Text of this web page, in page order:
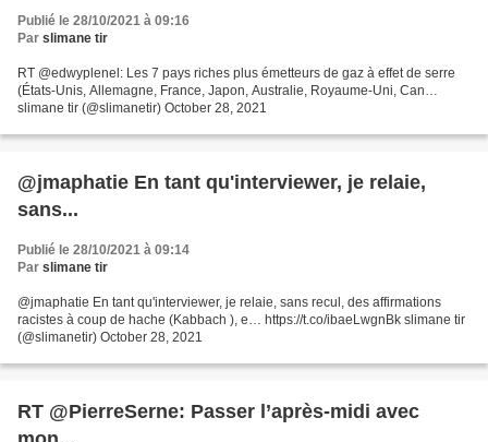
Publié le 28/10/2021 à 09:16
Par slimane tir
RT @edwyplenel: Les 7 pays riches plus émetteurs de gaz à effet de serre
(États-Unis, Allemagne, France, Japon, Australie, Royaume-Uni, Can…
slimane tir (@slimanetir) October 28, 2021
@jmaphatie En tant qu'interviewer, je relaie,
sans...
Publié le 28/10/2021 à 09:14
Par slimane tir
@jmaphatie En tant qu'interviewer, je relaie, sans recul, des affirmations
racistes à coup de hache (Kabbach ), e… https://t.co/ibaeLwgnBk slimane tir
(@slimanetir) October 28, 2021
RT @PierreSerne: Passer l’après-midi avec